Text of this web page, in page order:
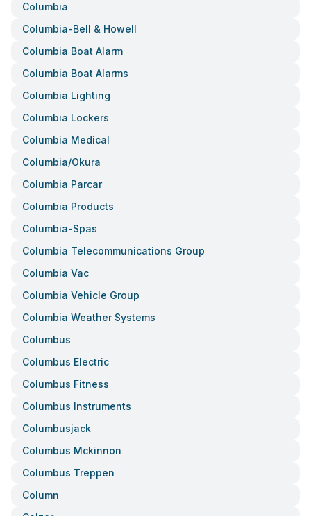
Columbia
Columbia-Bell & Howell
Columbia Boat Alarm
Columbia Boat Alarms
Columbia Lighting
Columbia Lockers
Columbia Medical
Columbia/okura
Columbia Parcar
Columbia Products
Columbia-Spas
Columbia Telecommunications Group
Columbia Vac
Columbia Vehicle Group
Columbia Weather Systems
Columbus
Columbus Electric
Columbus Fitness
Columbus Instruments
Columbusjack
Columbus Mckinnon
Columbus Treppen
Column